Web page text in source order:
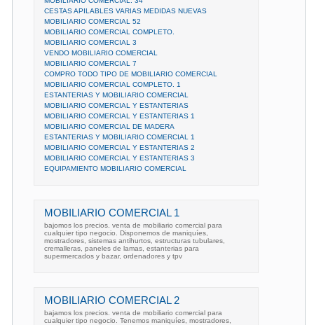
CESTAS APILABLES VARIAS MEDIDAS NUEVAS
MOBILIARIO COMERCIAL 52
MOBILIARIO COMERCIAL COMPLETO.
MOBILIARIO COMERCIAL 3
VENDO MOBILIARIO COMERCIAL
MOBILIARIO COMERCIAL 7
COMPRO TODO TIPO DE MOBILIARIO COMERCIAL
MOBILIARIO COMERCIAL COMPLETO. 1
ESTANTERIAS Y MOBILIARIO COMERCIAL
MOBILIARIO COMERCIAL Y ESTANTERIAS
MOBILIARIO COMERCIAL Y ESTANTERIAS 1
MOBILIARIO COMERCIAL DE MADERA
ESTANTERIAS Y MOBILIARIO COMERCIAL 1
MOBILIARIO COMERCIAL Y ESTANTERIAS 2
MOBILIARIO COMERCIAL Y ESTANTERIAS 3
EQUIPAMIENTO MOBILIARIO COMERCIAL
MOBILIARIO COMERCIAL 1
bajomos los precios. venta de mobiliario comercial para
cualquier tipo negocio. Disponemos de maniquíes,
mostradores, sistemas antihurtos, estructuras tubulares,
cremalleras, paneles de lamas, estanterias para
supermercados y bazar, ordenadores y tpv
MOBILIARIO COMERCIAL 2
bajamos los precios. venta de mobiliario comercial para
cualquier tipo negocio. Tenemos maniquíes, mostradores,